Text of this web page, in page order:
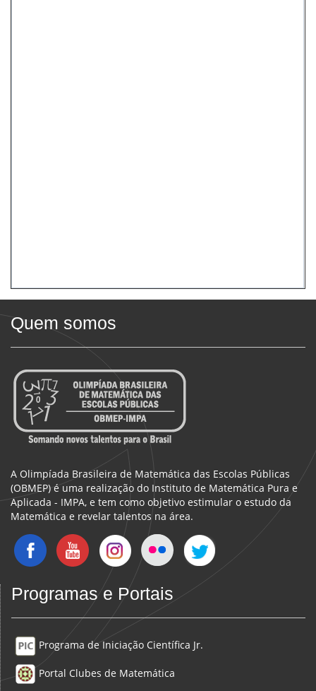
Quem somos
A Olimpíada Brasileira de Matemática das Escolas Públicas
(OBMEP) é uma realização do Instituto de Matemática Pura e
Aplicada - IMPA, e tem como objetivo estimular o estudo da
Matemática e revelar talentos na área.
Programas e Portais
Programa de Iniciação Científica Jr.
Portal Clubes de Matemática